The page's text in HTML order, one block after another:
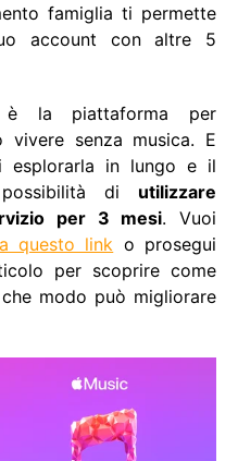
famiglia ti permette
account con altre 5
è la piattaforma per
senza musica. E
esplorarla in lungo e il
di utilizzare
per 3 mesi. Vuoi
a questo link o prosegui
per scoprire come
modo può migliorare